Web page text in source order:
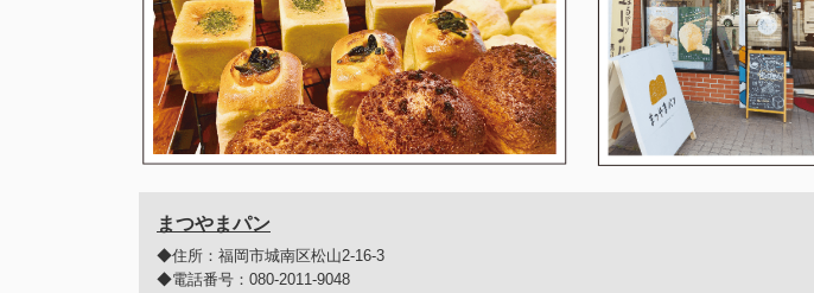
まつやまパン
◆住所：福岡市城南区松山2-16-3
◆電話番号：080-2011-9048